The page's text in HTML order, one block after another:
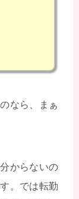
なら、まぁ
からないの
。では転勤